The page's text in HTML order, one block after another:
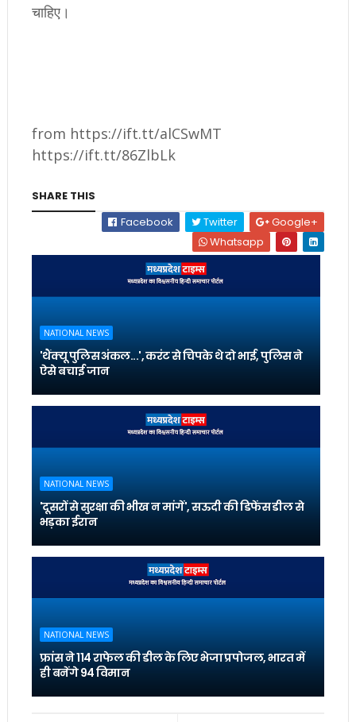
चाहिए।
from https://ift.tt/alCSwMT
https://ift.tt/86ZlbLk
SHARE THIS
Facebook
Twitter
Google+
Whatsapp
NATIONAL NEWS
'थैंक्यू पुलिस अंकल...', करंट से चिपके थे दो भाई, पुलिस ने
ऐसे बचाई जान
NATIONAL NEWS
'दूसरों से सुरक्षा की भीख न मांगें', सऊदी की डिफेंस डील से
भड़का ईरान
NATIONAL NEWS
फ्रांस ने 114 राफेल की डील के लिए भेजा प्रपोजल, भारत में
ही बनेंगे 94 विमान